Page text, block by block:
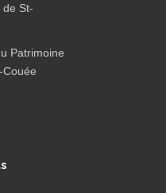
de St-
Patrimoine